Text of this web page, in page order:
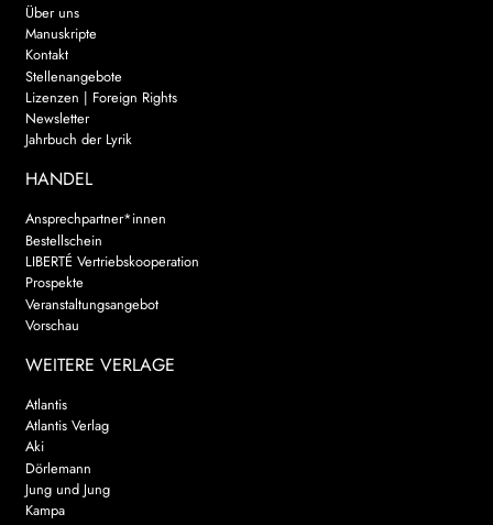
Über uns
Manuskripte
Kontakt
Stellenangebote
Lizenzen | Foreign Rights
Newsletter
Jahrbuch der Lyrik
HANDEL
Ansprechpartner*innen
Bestellschein
LIBERTÉ Vertriebskooperation
Prospekte
Veranstaltungsangebot
Vorschau
WEITERE VERLAGE
Atlantis
Atlantis Verlag
Aki
Dörlemann
Jung und Jung
Kampa